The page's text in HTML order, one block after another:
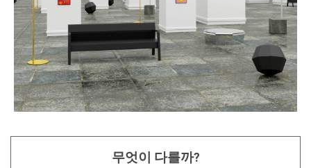
무엇이 다를까?